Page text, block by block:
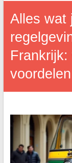
Alles wat
Frankrijk: